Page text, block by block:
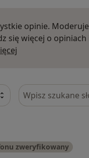
opinie.
się więcej o
Szukaj w opiniach
zweryfikowany